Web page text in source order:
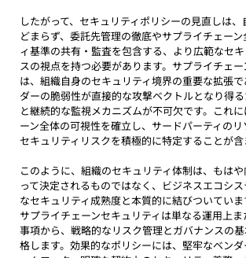
したがって、セキュリティポリシーの見直しは
どまらず、委託先管理の徹底やサプライチェー
ィ基準の共有・監査を包含する、より広範なセ
スの視点を持つ必要があります。サプライチェー
は、組織自身のセキュリティ境界の重要な拡張
ダーの脆弱性が直接的な攻撃ベクトルとなり得
と継続的な監視メカニズムが不可欠です。これ
ーン全体の可視性を確立し、サードパーティのリ
セキュリティリスクを積極的に特定することが含
このように、組織のセキュリティ体制は、もは
って決定されるものではなく、ビジネスエコシ
なセキュリティ成熟度と本質的に結びついていま
サプライチェーンセキュリティは単なる運用上
事項から、戦略的なリスク管理とガバナンスの
格します。効果的なポリシーには、堅牢なベン